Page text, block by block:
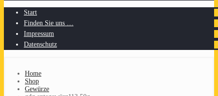
Start
Finden Sie uns …
Impressum
Datenschutz
Home
Shop
Gewürze